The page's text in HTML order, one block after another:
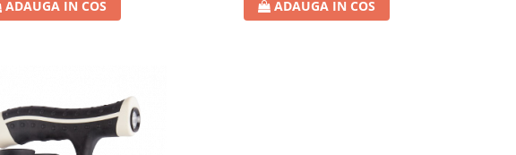
ADAUGA IN COS ADAUGA IN COS